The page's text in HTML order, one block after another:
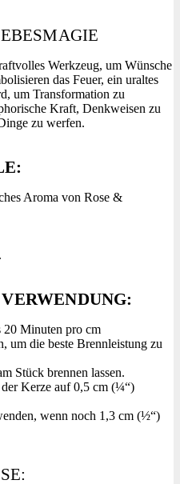
Werkzeug, um Wünsche
das Feuer, ein uraltes
um Transformation zu
Kraft, Denkweisen zu
zu werfen.
Aroma von Rose &
20 Minuten pro cm
um die beste Brennleistung zu
Stück brennen lassen.
Kerze auf 0,5 cm (¼“)
wenn noch 1,3 cm (½“)